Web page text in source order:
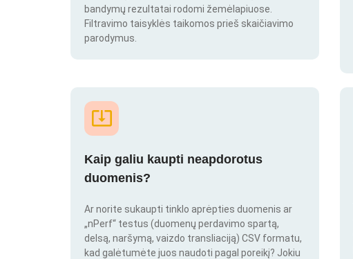
bandymų rezultatai rodomi žemėlapiuose.
Filtravimo taisyklės taikomos prieš skaičiavimo
parodymus.
Kaip galiu kaupti neapdorotus
duomenis?
Ar norite sukaupti tinklo aprėpties duomenis ar
„nPerf“ testus (duomenų perdavimo spartą,
delsą, naršymą, vaizdo transliaciją) CSV formatu,
kad galėtumėte juos naudoti pagal poreikį? Jokiu